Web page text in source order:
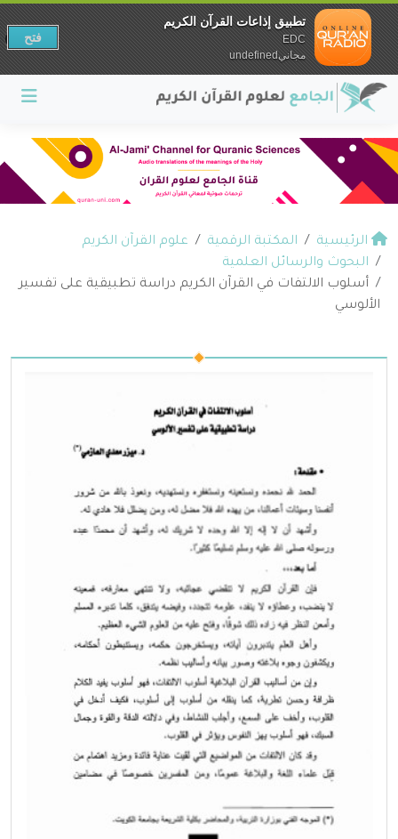
الرئيسية المكتبة الرقمية
علوم القرآن الكريم
البحوث والرسائل العلمية
أسلوب الالتفات في القرآن الكريم دراسة تطبيقية على تفسير
الألوسي
تطبيق إذاعات القرآن الكريم
EDC
مجانيundefined
فتح